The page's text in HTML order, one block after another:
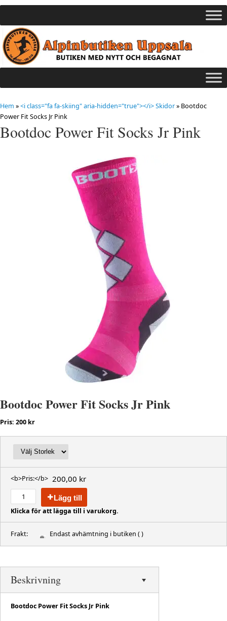
Hem »<i class="fa fa-skiing" aria-hidden="true"></i> Skidor» Bootdoc
Power Fit Socks Jr Pink
Bootdoc Power Fit Socks Jr Pink
Bootdoc Power Fit Socks Jr Pink
Pris: 200 kr
<b>Pris:</b> 200,00 kr
Lägg till
Klicka för att lägga till i varukorg.
Frakt: Endast avhämtning i butiken ( )
Beskrivning
Bootdoc Power Fit Socks Jr Pink